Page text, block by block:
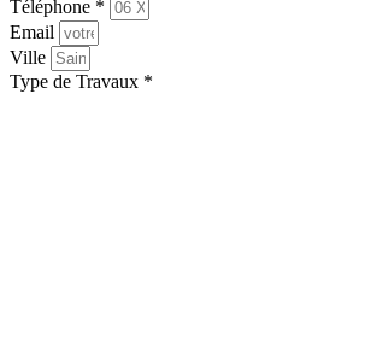
Téléphone *
Email
Ville
Type de Travaux *